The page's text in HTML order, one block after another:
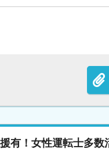
有！女性運転士多数